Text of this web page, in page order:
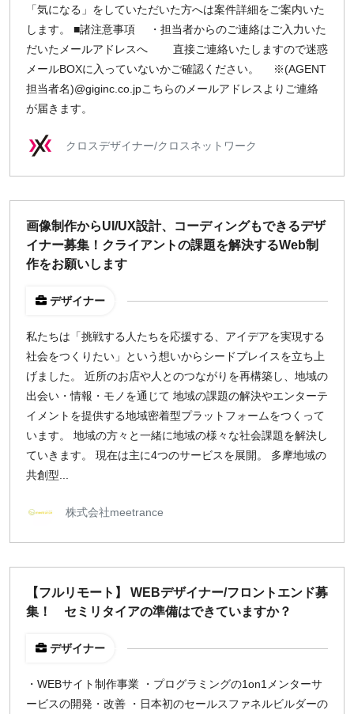
名古屋
京都
福岡
募集状況
¥2,000
「気になる」をしていただいた方へは案件詳細をご案内いた
します。 ■諸注意事項 ・担当者からのご連絡はご入力いた
だいたメールアドレスへ 直接ご連絡いたしますので迷惑
メールBOXに入っていないかご確認ください。 ※(AGENT
担当者名)@giginc.co.jpこちらのメールアドレスよりご連絡
が届きます。
クロスデザイナー/クロスネットワーク
画像制作からUI/UX設計、コーディングもできるデザ
イナー募集！クライアントの課題を解決するWeb制
作をお願いします
デザイナー
私たちは「挑戦する人たちを応援する、アイデアを実現する
社会をつくりたい」という想いからシードプレイスを立ち上
げました。 近所のお店や人とのつながりを再構築し、地域の
出会い・情報・モノを通じて 地域の課題の解決やエンターテ
イメントを提供する地域密着型プラットフォームをつくって
います。 地域の方々と一緒に地域の様々な社会課題を解決し
ていきます。 現在は主に4つのサービスを展開。 多摩地域の
共創型...
株式会社meetrance
【フルリモート】 WEBデザイナー/フロントエンド募
集！ セミリタイアの準備はできていますか？
デザイナー
・WEBサイト制作事業 ・プログラミングの1on1メンターサ
ービスの開発・改善 ・日本初のセールスファネルビルダーの